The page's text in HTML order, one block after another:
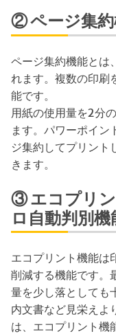
② ページ集
ページ集約機能とは
れます。複数の印刷
能です。
用紙の使用量を2分
ます。パワーポイン
ジ集約してプリント
きます。
③ エコプリ
ロ自動判別機
エコプリント機能は
削減する機能です。
量を少し落としても
内文書など見栄えよ
は、エコプリント機